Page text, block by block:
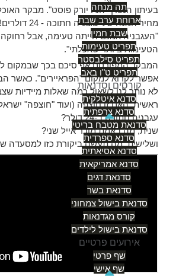
תה מנחה
ארוחת ערב שבת
שבת חמין
תפריט טעימות
תפריט סילבסטר
תפריט ט"ו באב
קורסים וסדנאות
סדנא איטלקית
סדנא צרפתית
סדנאת מטבח בריטי
סדנא ספרדית
סדנא אסיאתית
סדנא אמריקאית
סדנאת דגים
סדנאת בשר
סדנאת בישול צמחוני
קורס מגדנאות
סדנאת בישול לילדים
אירועים פרטיים
שף פרטי
שף אישי
בעיתון הנפוץ "הניו יורק פוסט". מבקר
מחיר המנה של
"העגבניה אמנם הייתה טעימה, אבל
הטעימות ביותר שאכלתי".
המבקר המפורסם אף סיכם בכך שבמקום
אפשר לקרוא למקום "הפראיירים". כאשר
לא נותר לנו לשאול כמה שאלות מיידיות
ראשית, האם זו חוצפה (ועוד "חוצפה"
עגבניה חתוכה ב-24 דולר?
שנית, מה באמת מוכר אייל שני?
ושלישית, מה תעשה ביקורת כזו למסעדה